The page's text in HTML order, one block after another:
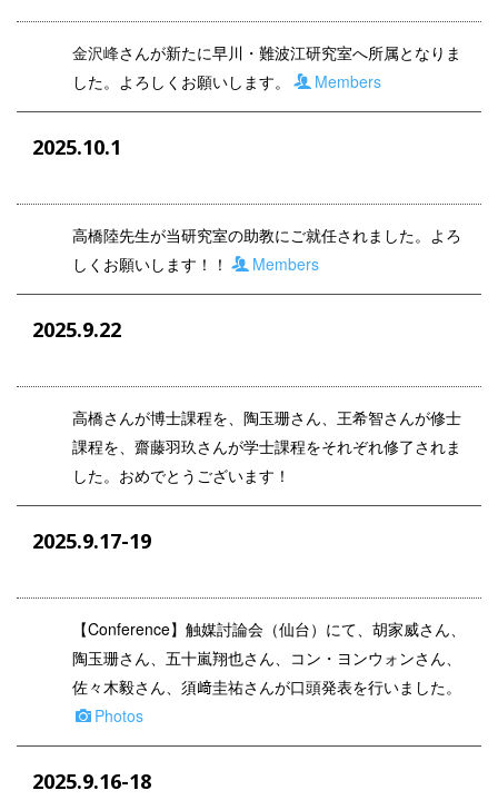
金沢峰さんが新たに早川・難波江研究室へ所属となりま
した。よろしくお願いします。
Members
2025.10.1
高橋陸先生が当研究室の助教にご就任されました。よろ
しくお願いします！！
Members
2025.9.22
高橋さんが博士課程を、陶玉珊さん、王希智さんが修士
課程を、齋藤羽玖さんが学士課程をそれぞれ修了されま
した。おめでとうございます！
2025.9.17-19
【Conference】触媒討論会（仙台）にて、胡家威さん、
陶玉珊さん、五十嵐翔也さん、コン・ヨンウォンさん、
佐々木毅さん、須﨑圭祐さんが口頭発表を行いました。
Photos
2025.9.16-18